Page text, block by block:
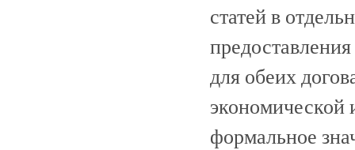
статей в
для обеих
экономической
формальное